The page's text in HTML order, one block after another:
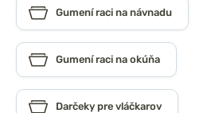
Gumení raci na návnadu
Gumení raci na okúňa
Darčeky pre vláčkarov